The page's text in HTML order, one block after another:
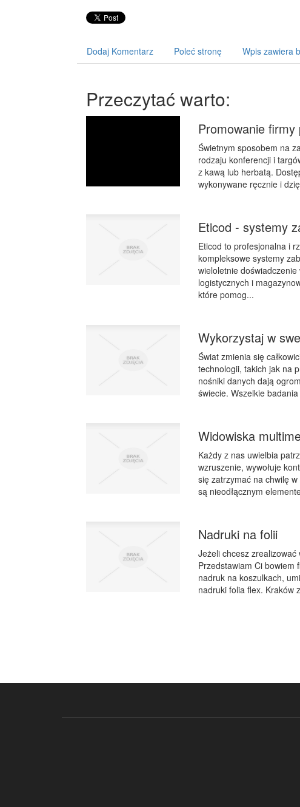
Dodaj Komentarz Poleć stronę Wpis zawiera
Przeczytać warto:
Promowanie
Świetnym sposobem na
rodzaju konferencji i
z kawą lub herbatą.
wykonywane ręcznie i
Eticod - systemy
Eticod to profesjonalna i
kompleksowe systemy
wieloletnie
logistycznych i
które pomog...
Wykorzystaj w
Świat zmienia się
technologii, takich jak na
nośniki danych dają
świecie. Wszelkie
Widowiska
Każdy z nas uwielbia
wzruszenie, wywołuje
się zatrzymać na chwilę
są nieodłącznym
Nadruki na folii
Jeżeli chcesz zrealizować
Przedstawiam Ci bowiem
nadruk na koszulkach,
nadruki folia flex. Kraków